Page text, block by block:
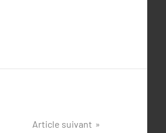
Article suivant